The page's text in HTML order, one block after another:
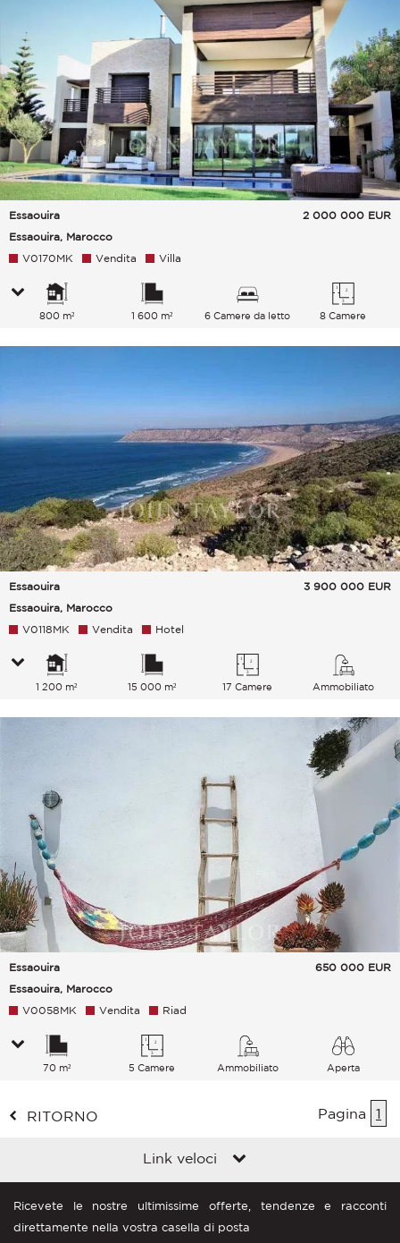
Essaouira
Essaouira, Marocco
2 000 000 EUR
V0170MK Vendita Villa
800 m² 1 600 m² 6 Camere da letto 8 Camere
Essaouira
Essaouira, Marocco
3 900 000 EUR
V0118MK Vendita Hotel
1 200 m² 15 000 m² 17 Camere Ammobiliato
Essaouira
Essaouira, Marocco
650 000 EUR
V0058MK Vendita Riad
70 m² 5 Camere Ammobiliato Aperta
RITORNO Pagina 1
Link veloci
Ricevete le nostre ultimissime offerte, tendenze e racconti
direttamente nella vostra casella di posta